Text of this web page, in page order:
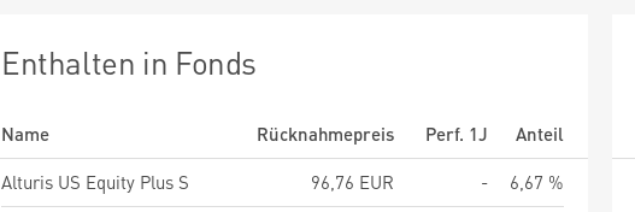
Enthalten in Fonds
Name Rücknahmepreis Perf. 1J
Anteil
Alturis US Equity Plus S
96,76 EUR -
6,67 %